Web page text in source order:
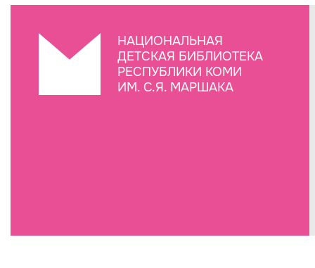
НАЦИОНАЛЬНАЯ
ДЕТСКАЯ БИБЛИОТЕКА
РЕСПУБЛИКИ КОМИ
ИМ. С.Я. МАРШАКА